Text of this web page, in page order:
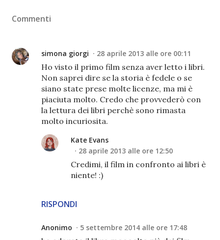
Commenti
simona giorgi 28 aprile 2013 alle ore 00:11
Ho visto il primo film senza aver letto i libri.
Non saprei dire se la storia è fedele o se
siano state prese molte licenze, ma mi è
piaciuta molto. Credo che provvederò con
la lettura dei libri perchè sono rimasta
molto incuriosita.
RISPONDI
Kate Evans
28 aprile 2013 alle ore 12:50
Credimi, il film in confronto ai libri è
niente! :)
Anonimo 5 settembre 2014 alle ore 17:48